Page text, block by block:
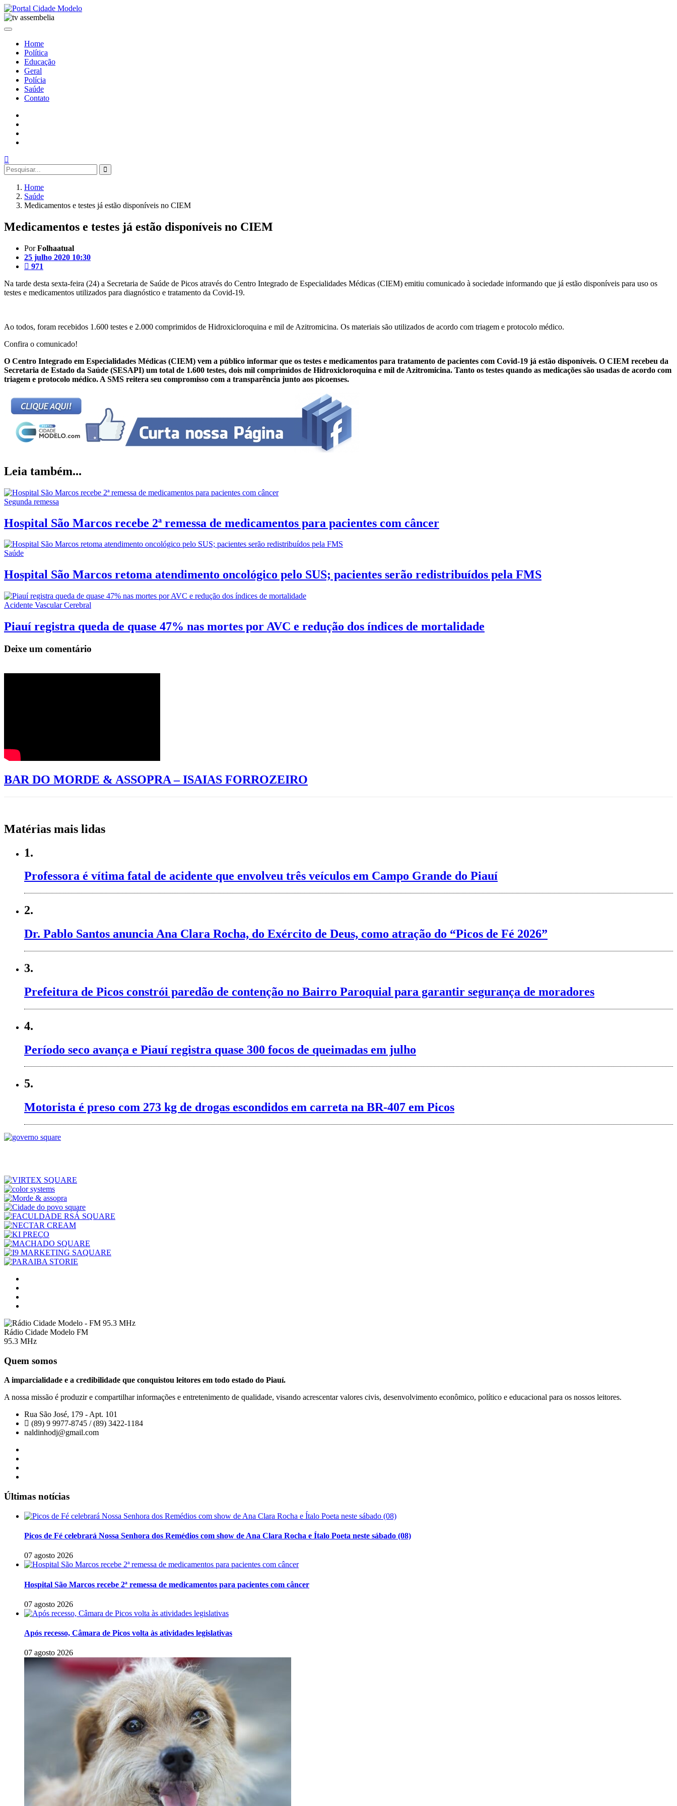
Home
Política
Educação
Geral
Polícia
Saúde
Contato
Home
Saúde
Medicamentos e testes já estão disponíveis no CIEM
Medicamentos e testes já estão disponíveis no CIEM
PorFolhaatual
25 julho 2020 10:30
971
Na tarde desta sexta-feira (24) a Secretaria de Saúde de Picos através do Centro Integrado de Especialidades Médicas (CIEM) emitiu comunicado à sociedade informando que já estão disponíveis para uso os
testes e medicamentos utilizados para diagnóstico e tratamento da Covid-19.
Ao todos, foram recebidos 1.600 testes e 2.000 comprimidos de Hidroxicloroquina e mil de Azitromicina. Os materiais são utilizados de acordo com triagem e protocolo médico.
Confira o comunicado!
O Centro Integrado em Especialidades Médicas (CIEM) vem a público informar que os testes e medicamentos para tratamento de pacientes com Covid-19 já estão disponíveis. O CIEM recebeu da
Secretaria de Estado da Saúde (SESAPI) um total de 1.600 testes, dois mil comprimidos de Hidroxicloroquina e mil de Azitromicina. Tanto os testes quando as medicações são usadas de acordo com
triagem e protocolo médico. A SMS reitera seu compromisso com a transparência junto aos picoenses.
Leia também...
Segunda remessa
Hospital São Marcos recebe 2ª remessa de medicamentos para pacientes com câncer
Saúde
Hospital São Marcos retoma atendimento oncológico pelo SUS; pacientes serão redistribuídos pela FMS
Acidente Vascular Cerebral
Piauí registra queda de quase 47% nas mortes por AVC e redução dos índices de mortalidade
Deixe um comentário
BAR DO MORDE & ASSOPRA – ISAIAS FORROZEIRO
Matérias mais lidas
1.
Professora é vítima fatal de acidente que envolveu três veículos em Campo Grande do Piauí
2.
Dr. Pablo Santos anuncia Ana Clara Rocha, do Exército de Deus, como atração do “Picos de Fé 2026”
3.
Prefeitura de Picos constrói paredão de contenção no Bairro Paroquial para garantir segurança de moradores
4.
Período seco avança e Piauí registra quase 300 focos de queimadas em julho
5.
Motorista é preso com 273 kg de drogas escondidos em carreta na BR-407 em Picos
Rádio Cidade Modelo FM
95.3 MHz
Quem somos
A imparcialidade e a credibilidade que conquistou leitores em todo estado do Piauí.
A nossa missão é produzir e compartilhar informações e entretenimento de qualidade, visando acrescentar valores civis, desenvolvimento econômico, político e educacional para os nossos leitores.
Rua São José, 179 - Apt. 101
(89) 9 9977-8745 / (89) 3422-1184
naldinhodj@gmail.com
Últimas notícias
Picos de Fé celebrará Nossa Senhora dos Remédios com show de Ana Clara Rocha e Ítalo Poeta neste sábado (08)
07 agosto 2026
Hospital São Marcos recebe 2ª remessa de medicamentos para pacientes com câncer
07 agosto 2026
Após recesso, Câmara de Picos volta às atividades legislativas
07 agosto 2026